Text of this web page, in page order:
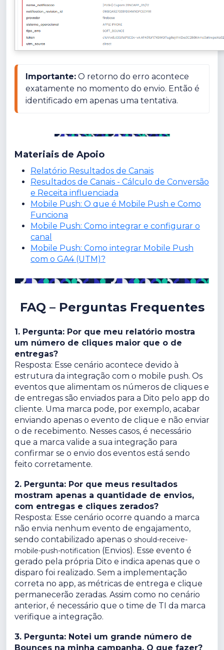
Importante: O retorno do erro acontece
exatamente no momento do envio. Então é
identificado em apenas uma tentativa.
Materiais de Apoio
Relatório Resultados de Canais
Resultados de Canais - Cálculo de Conversão
e Receita influenciada
Mobile Push: O que é Mobile Push e Como
Funciona
Mobile Push: Como integrar e configurar o
canal
Mobile Push: Como integrar Mobile Push
com o GA4 (UTM)?
FAQ – Perguntas Frequentes
1. Pergunta: Por que meu relatório mostra
um número de cliques maior que o de
entregas?
Resposta: Esse cenário acontece devido à
estrutura da integração com o mobile push. Os
eventos que alimentam os números de cliques e
de entregas são enviados para a Dito pelo app do
cliente. Uma marca pode, por exemplo, acabar
enviando apenas o evento de clique e não enviar
o de recebimento. Nesses casos, é necessário
que a marca valide a sua integração para
confirmar se o envio dos eventos está sendo
feito corretamente.
2. Pergunta: Por que meus resultados
mostram apenas a quantidade de envios,
com entregas e cliques zerados?
Resposta: Esse cenário ocorre quando a marca
não envia nenhum evento de engajamento,
sendo contabilizado apenas o should-receive-
mobile-push-notification (Envios). Esse evento é
gerado pela própria Dito e indica apenas que o
disparo foi realizado. Sem a implementação
correta no app, as métricas de entrega e clique
permanecerão zeradas. Assim como no cenário
anterior, é necessário que o time de TI da marca
verifique a integração.
3. Pergunta: Notei um grande número de
Bounces na minha campanha. O que fazer?